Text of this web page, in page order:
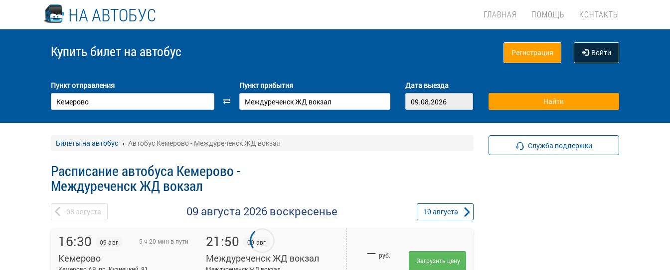
НА АВТОБУС ГЛАВНАЯ ПОМОЩЬ КОНТАКТЫ
Купить билет на автобус Регистрация Войти
Пункт отправления Пункт прибытия Дата выезда
Билеты на автобус Автобус Кемерово - Междуреченск ЖД вокзал
Расписание автобуса Кемерово -
Междуреченск ЖД вокзал
08 августа 09 августа 2026 воскресенье 10августа
16:30 09 авг 5 ч 20 мин в пути
Кемерово
21:50 09 авг
Междуреченск ЖД вокзал — руб.
Загрузить цену
Служба поддержки